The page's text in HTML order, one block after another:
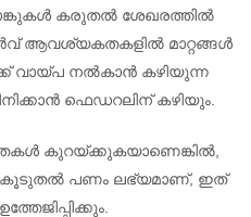
കരുതൽ ശേഖരത്തിൽ
ആവശ്യകതകളിൽ മാറ്റങ്ങൾ
വായ്പ നൽകാൻ കഴിയുന്ന
ഫെഡറലിന് കഴിയും.
കുറയ്ക്കുകയാണെങ്കിൽ,
കൂടുതൽ പണം ലഭ്യമാണ്, ഇത്